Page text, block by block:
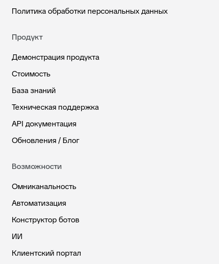
Политика обработки персональных данных
Продукт
Демонстрация продукта
Стоимость
База знаний
Техническая поддержка
API документация
Обновления / Блог
Возможности
Омниканальность
Автоматизация
Конструктор ботов
ИИ
Клиентский портал